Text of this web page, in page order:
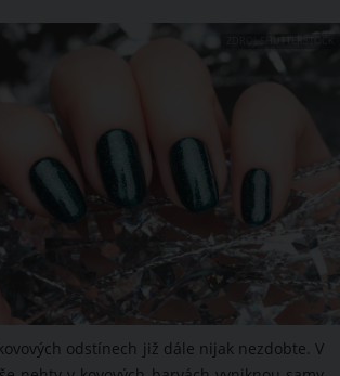
ZDROJ: SHUTTERSTOCK
odstínech již dále nijak nezdobte. V